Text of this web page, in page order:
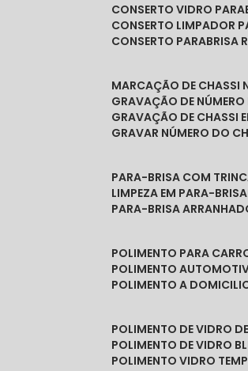
CONSERTO VIDRO
CONSERTO LIMPADOR
CONSERTO PARABRISA
MARCAÇÃO DE CHASSI
GRAVAÇÃO DE
GRAVAÇÃO DE CHASSI
GRAVAR NÚMERO DO
PARA-BRISA COM
LIMPEZA EM PARA-BRISA
PARA-BRISA
POLIMENTO PARA
POLIMENTO
POLIMENTO A
POLIMENTO DE VIDRO
POLIMENTO DE VIDRO
POLIMENTO VIDRO